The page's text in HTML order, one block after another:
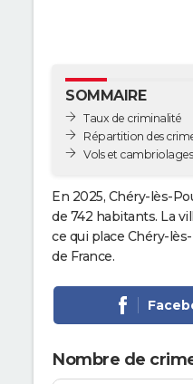
SOMMAIRE
Taux de criminalité
Répartition des
Vols et cambriolages
En 2025, Chéry-lès-
de 742 habitants. La
ce qui place Chéry-
de France.
Nombre de